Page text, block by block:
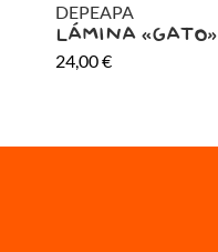
DEPEAPA
LÁMINA «GATO»
24,00€